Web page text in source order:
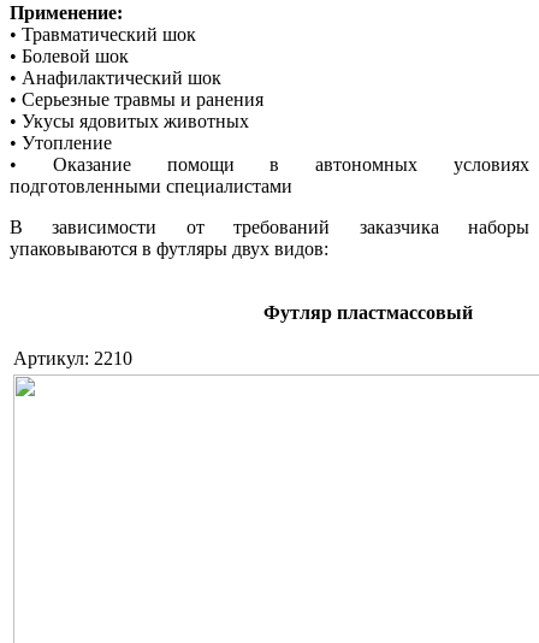
Применение:
• Травматический шок
• Болевой шок
• Анафилактический шок
• Серьезные травмы и ранения
• Укусы ядовитых животных
• Утопление
• Оказание помощи в автономных условиях
подготовленными специалистами
В зависимости от требований заказчика наборы
упаковываются в футляры двух видов:
Футляр пластмассовый
Артикул: 2210